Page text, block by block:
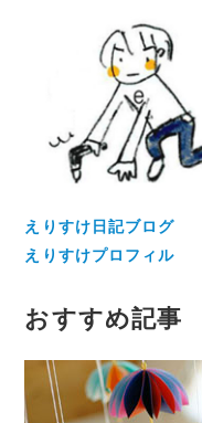
えりすけ日記ブログ
えりすけプロフィル
おすすめ記事